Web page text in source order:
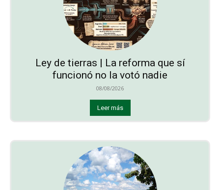
Ley de tierras | La reforma que sí
funcionó no la votó nadie
08/08/2026
Leer más